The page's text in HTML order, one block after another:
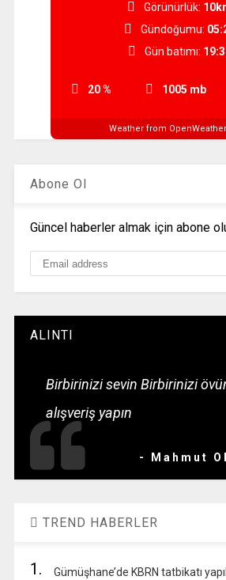
20 % 1005 mb
Görünürlük:
Gündoğumu:
Gün batımı:
Weather from
Abone Ol
Güncel haberler almak için abone
ALINTI
Birbirinizi sevin Birbirinizi
alışveriş yapın
- Mahmut
TREND HABERLER
1. Gümüşhane’de KBRN tatbikatı